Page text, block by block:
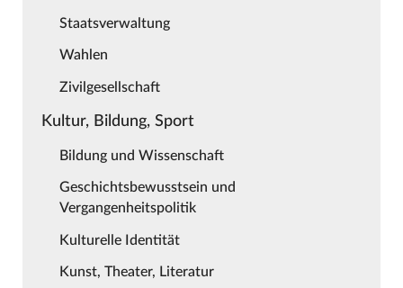
Staatsverwaltung
Wahlen
Zivilgesellschaft
Kultur, Bildung, Sport
Bildung und Wissenschaft
Geschichtsbewusstsein und
Vergangenheitspolitik
Kulturelle Identität
Kunst, Theater, Literatur